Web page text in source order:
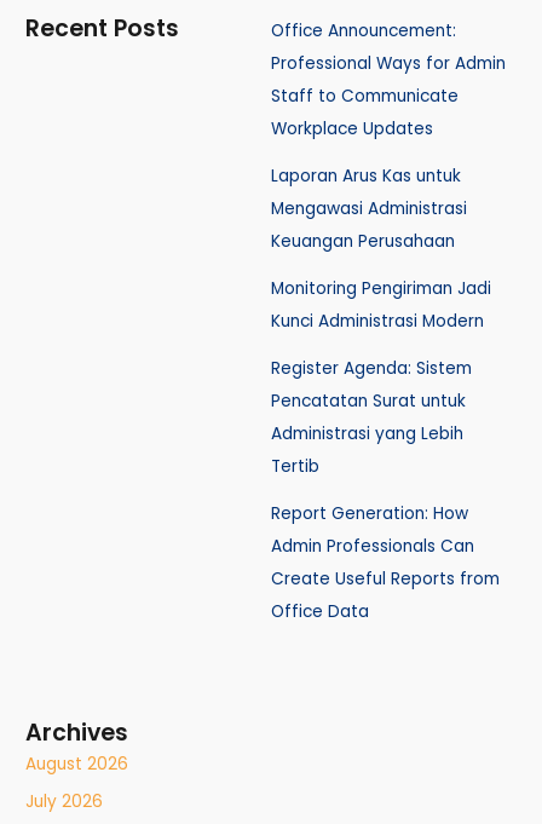
Recent Posts
Office Announcement:
Professional Ways for Admin
Staff to Communicate
Workplace Updates
Laporan Arus Kas untuk
Mengawasi Administrasi
Keuangan Perusahaan
Monitoring Pengiriman Jadi
Kunci Administrasi Modern
Register Agenda: Sistem
Pencatatan Surat untuk
Administrasi yang Lebih
Tertib
Report Generation: How
Admin Professionals Can
Create Useful Reports from
Office Data
Archives
August 2026
July 2026